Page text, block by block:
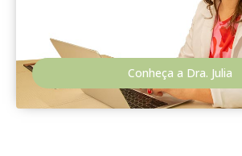
Conheça a Dra. Julia